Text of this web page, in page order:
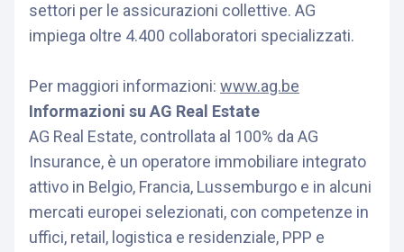
settori per le assicurazioni collettive. AG
impiega oltre 4.400 collaboratori specializzati.
Per maggiori informazioni: www.ag.be
Informazioni su AG Real Estate
AG Real Estate, controllata al 100% da AG
Insurance, è un operatore immobiliare integrato
attivo in Belgio, Francia, Lussemburgo e in alcuni
mercati europei selezionati, con competenze in
uffici, retail, logistica e residenziale, PPP e